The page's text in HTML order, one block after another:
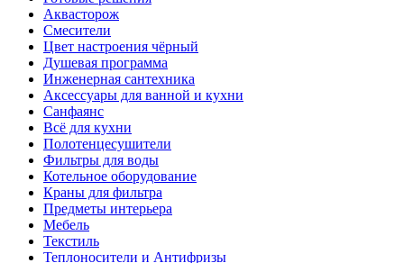
Аквасторож
Смесители
Цвет настроения чёрный
Душевая программа
Инженерная сантехника
Аксессуары для ванной и кухни
Санфаянс
Всё для кухни
Полотенцесушители
Фильтры для воды
Котельное оборудование
Краны для фильтра
Предметы интерьера
Мебель
Текстиль
Теплоносители и Антифризы